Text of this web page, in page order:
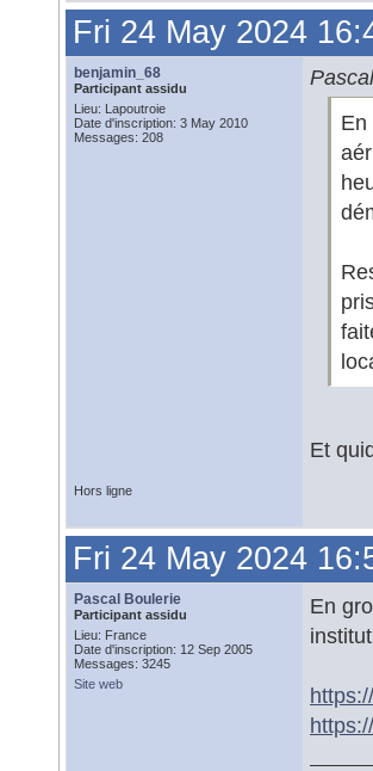
Fri 24 May 2024
benjamin_68
Participant assidu
Lieu: Lapoutroie
Date d'inscription: 3 May 2010
Messages: 208
En
Et
Hors ligne
Fri 24 May 2024
Pascal Boulerie
Participant assidu
Lieu: France
Date d'inscription: 12 Sep 2005
Messages: 3245
Site web
En